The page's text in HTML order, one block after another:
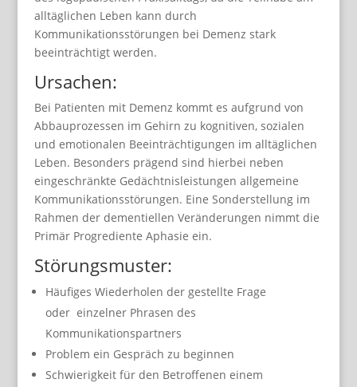
alltäglichen Leben kann durch
Kommunikationsstörungen bei Demenz stark
beeinträchtigt werden.
Ursachen:
Bei Patienten mit Demenz kommt es aufgrund von
Abbauprozessen im Gehirn zu kognitiven, sozialen
und emotionalen Beeinträchtigungen im alltäglichen
Leben. Besonders prägend sind hierbei neben
eingeschränkte Gedächtnisleistungen allgemeine
Kommunikationsstörungen. Eine Sonderstellung im
Rahmen der dementiellen Veränderungen nimmt die
Primär Progrediente Aphasie ein.
Störungsmuster:
Häufiges Wiederholen der gestellte Frage
oder einzelner Phrasen des
Kommunikationspartners
Problem ein Gespräch zu beginnen
Schwierigkeit für den Betroffenen einem